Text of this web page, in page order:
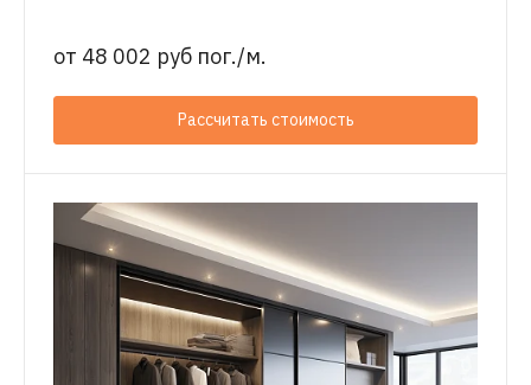
от 48 002 руб пог./м.
Рассчитать стоимость